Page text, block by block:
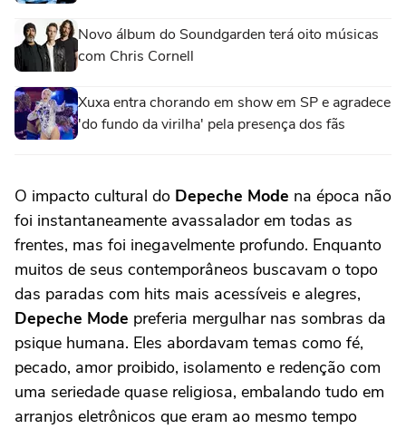
Novo álbum do Soundgarden terá oito músicas
com Chris Cornell
Xuxa entra chorando em show em SP e agradece
'do fundo da virilha' pela presença dos fãs
O impacto cultural do Depeche Mode na época não
foi instantaneamente avassalador em todas as
frentes, mas foi inegavelmente profundo. Enquanto
muitos de seus contemporâneos buscavam o topo
das paradas com hits mais acessíveis e alegres,
Depeche Mode preferia mergulhar nas sombras da
psique humana. Eles abordavam temas como fé,
pecado, amor proibido, isolamento e redenção com
uma seriedade quase religiosa, embalando tudo em
arranjos eletrônicos que eram ao mesmo tempo